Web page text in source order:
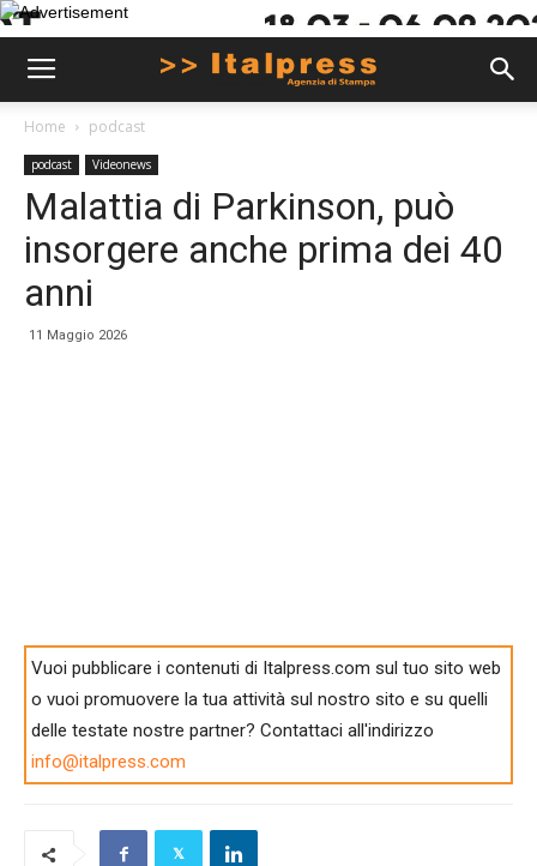
Home podcast
podcast Videonews
Malattia di Parkinson, può
insorgere anche prima dei 40
anni
11 Maggio 2026
Vuoi pubblicare i contenuti di Italpress.com sul tuo sito web
o vuoi promuovere la tua attività sul nostro sito e su quelli
delle testate nostre partner? Contattaci all'indirizzo
info@italpress.com